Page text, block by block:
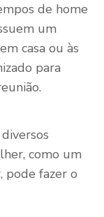
de home
um
casa ou às
para
como um
pode fazer o